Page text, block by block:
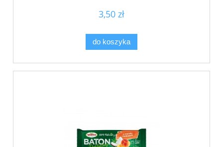
3,50 zł
do koszyka